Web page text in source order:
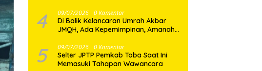
Pulih
4 09/07/2026 0 Komentar
Di Balik Kelancaran Umrah Akbar
JMQH, Ada Kepemimpinan, Amanah,
5 09/07/2026 0 Komentar
Selter JPTP Pemkab Toba Saat Ini
Memasuki Tahapan Wawancara